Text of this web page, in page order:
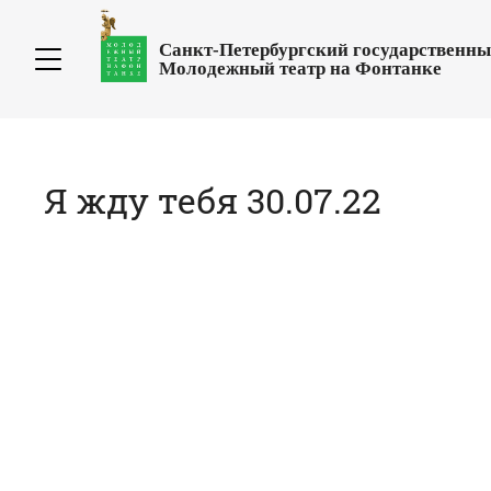
Санкт-Петербургский
Молодежный театр на Фонтанке
Я жду тебя 30.07.22